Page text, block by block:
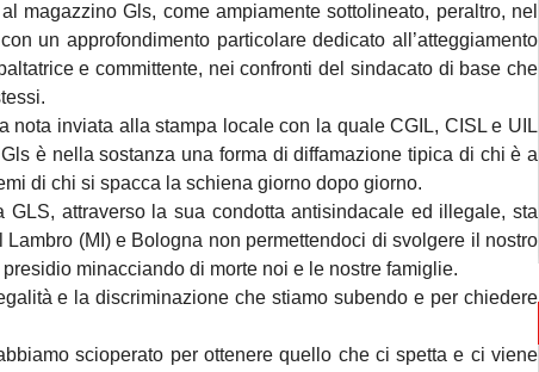
Gls, come ampiamente sottolineato, peraltro, nel
un approfondimento particolare dedicato all’atteggiamento
e committente, nei confronti del sindacato di base che
nota inviata alla stampa locale con la quale CGIL, CISL e UIL
è nella sostanza una forma di diffamazione tipica di chi è a
di chi si spacca la schiena giorno dopo giorno.
attraverso la sua condotta antisindacale ed illegale, sta
(MI) e Bologna non permettendoci di svolgere il nostro
minacciando di morte noi e le nostre famiglie.
e la discriminazione che stiamo subendo e per chiedere
scioperato per ottenere quello che ci spetta e ci viene